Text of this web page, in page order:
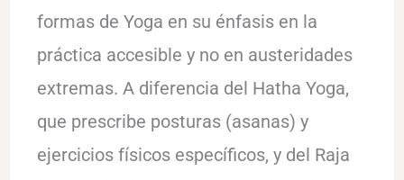
formas de Yoga en su énfasis en la
práctica accesible y no en austeridades
extremas. A diferencia del Hatha Yoga,
que prescribe posturas (asanas) y
ejercicios físicos específicos, y del Raja